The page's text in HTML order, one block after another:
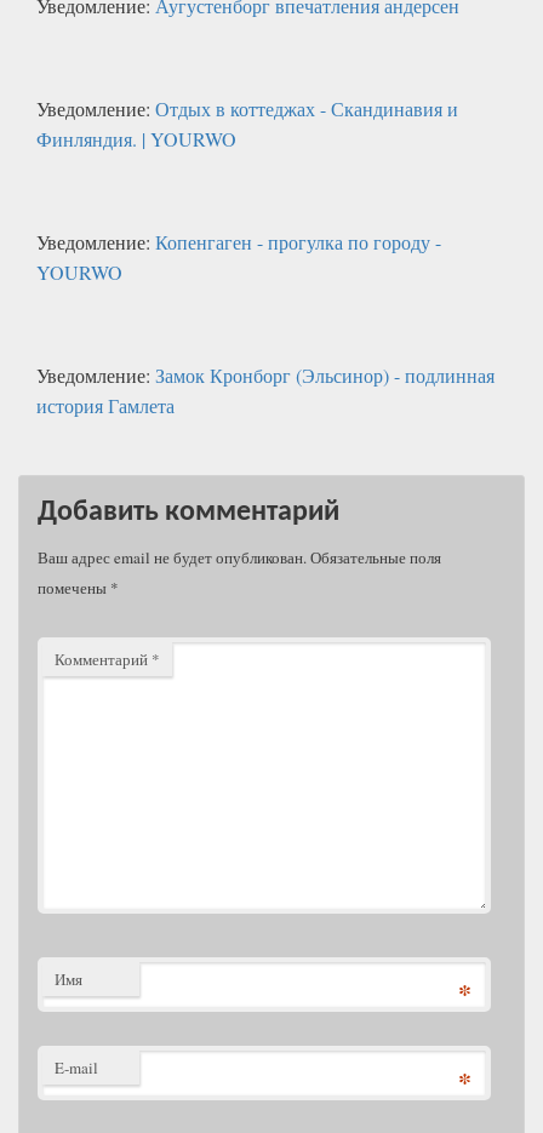
Уведомление: Аугустенборг впечатления андерсен
Уведомление: Отдых в коттеджах - Скандинавия и
Финляндия. | YOURWO
Уведомление: Копенгаген - прогулка по городу -
YOURWO
Уведомление: Замок Кронборг (Эльсинор) - подлинная
история Гамлета
Добавить комментарий
Ваш адрес email не будет опубликован.Обязательные поля
помечены *
Комментарий *
Имя *
E-mail *